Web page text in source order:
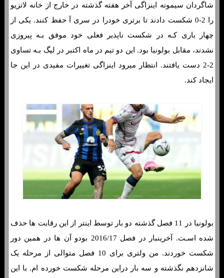
شاگردان سیمونه اینزاگی آخر هفته گذشته در خارج از خانه لاتزیو
را 2-0 شکست دادند تا برتری خودرا در سری آ حفظ کنند. یکی از
چهار باری کـه در شکست ناپذیر فعلی خود موفق بـه پیروزی
نشدند، مقابل بولونیا بود. این دو تیم در ماه اکتبر در لیگ بـه تساوی
2-2 دست یافتند. انتظار میرود اینزاگی تغییرات مفیدی در این جا
ایجاد کند.
بولونیا در 11 فصل گذشته دو بار توسط اینتر از این رقابت ها حذف
شده اسـت. آخرینبار در فصل 2016/17 بودو آن ها در همین دور
شکست خوردند. من ولتری برای 10 فصل متوالی از مرحله یک
شانزدهم نگذشته و سه بار دراین مرحله شکست خورده ام. با این